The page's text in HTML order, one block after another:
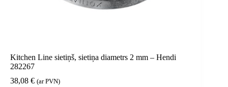
Kitchen Line sietiņš, sietiņa diametrs 2 mm – Hendi
282267
38,08 € (ar PVN)